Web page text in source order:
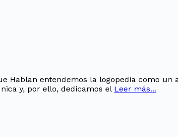
Hablan entendemos la logopedia como un
y, por ello, dedicamos el Leer más...